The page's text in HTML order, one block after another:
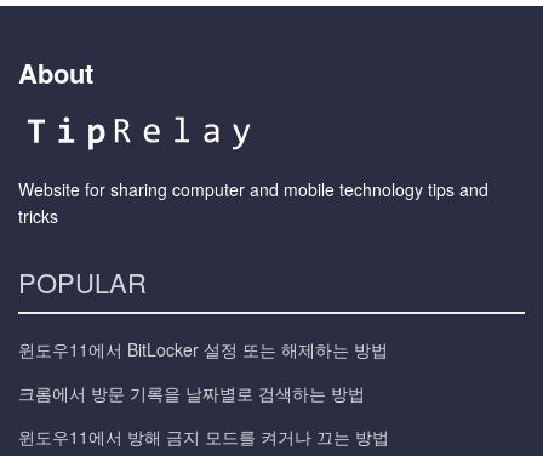
About
Website for sharing computer and mobile technology tips and
tricks
POPULAR
윈도우11에서 BitLocker 설정 또는 해제하는 방법
크롬에서 방문 기록을 날짜별로 검색하는 방법
윈도우11에서 방해 금지 모드를 켜거나 끄는 방법